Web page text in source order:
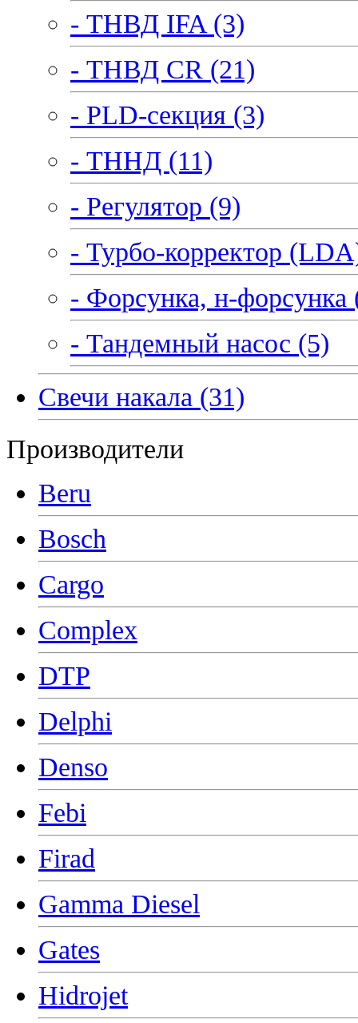
- ТНВД IFA (3)
- ТНВД CR (21)
- PLD-секция (3)
- ТННД (11)
- Регулятор (9)
- Турбо-корректор
- Форсунка, н-форсунка
- Тандемный насос (5)
Свечи накала (31)
Производители
Beru
Bosch
Cargo
Complex
DTP
Delphi
Denso
Febi
Firad
Gamma Diesel
Gates
Hidrojet